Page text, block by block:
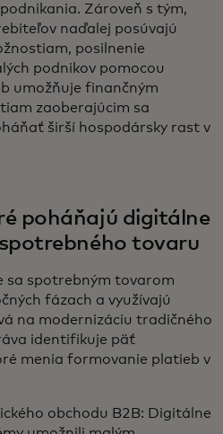
Zároveň s tým,
naďalej posúvajú
posilnenie
podnikov pomocou
umožňuje finančným
zaoberajúcim sa
širší hospodársky rast v
poháňajú digitálne
tovaru
sa spotrebným tovarom
fázach a využívajú
na modernizáciu tradičného
identifikuje päť
menia formovanie platieb v
obchodu B2B: Digitálne